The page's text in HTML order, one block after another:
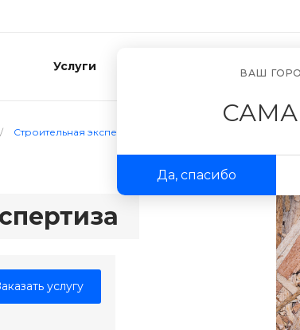
ВАШ
Да, спасибо
Услуги
/ Строительная экспертиза
услугу